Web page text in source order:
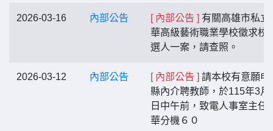
2026-03-16 內部公告 [ 內部公告 ] 有關高雄市私立
華高級藝術職業學校徵求校
選人一案，請查照。
2026-03-12 內部公告 [ 內部公告 ] 請本校有意願申
縣內介聘教師，於115年3月
日中午前，致電人事室主任
華分機６０